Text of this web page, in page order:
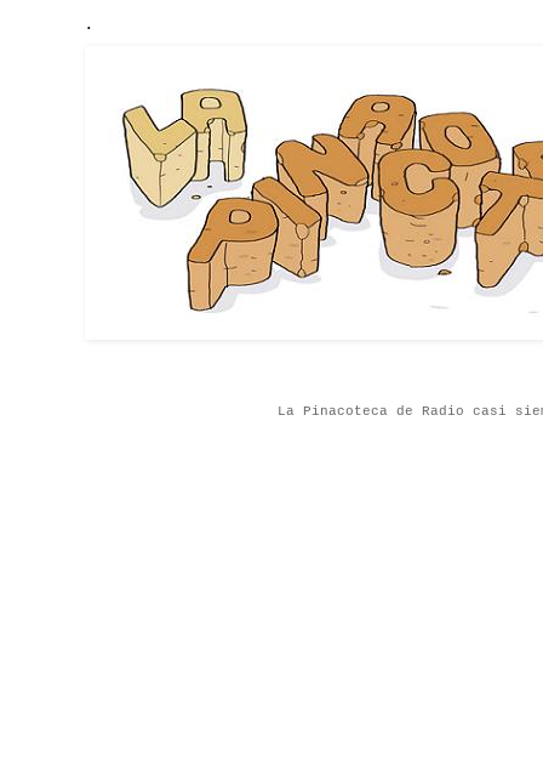
.
La Pinacoteca de Radio casi